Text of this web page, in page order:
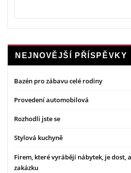
NEJNOVĚJŠÍ PŘÍSPĚVKY
Bazén pro zábavu celé rodiny
Provedení automobilová
Rozhodli jste se
Stylová kuchyně
Firem, které vyrábějí nábytek, je dost,
zakázku